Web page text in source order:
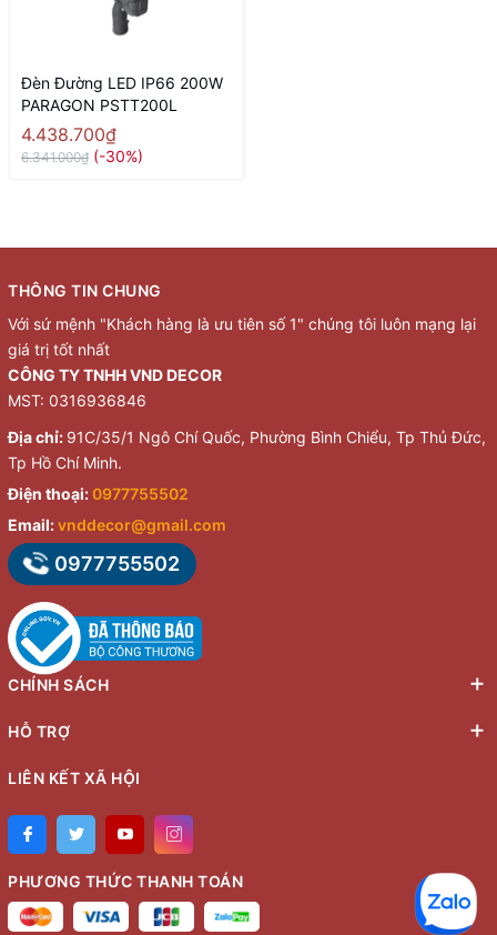
Đèn Đường LED IP66 200W
PARAGON PSTT200L
4.438.700₫
6.341.000₫ (-30%)
THÔNG TIN CHUNG
Với sứ mệnh "Khách hàng là ưu tiên số 1" chúng tôi luôn mạng lại
giá trị tốt nhất
CÔNG TY TNHH VND DECOR
MST: 0316936846
Địa chỉ: 91C/35/1 Ngô Chí Quốc, Phường Bình Chiểu, Tp Thủ Đức,
Tp Hồ Chí Minh.
Điện thoại: 0977755502
Email:vnddecor@gmail.com
0977755502
CHÍNH SÁCH
HỖ TRỢ
LIÊN KẾT XÃ HỘI
PHƯƠNG THỨC THANH TOÁN